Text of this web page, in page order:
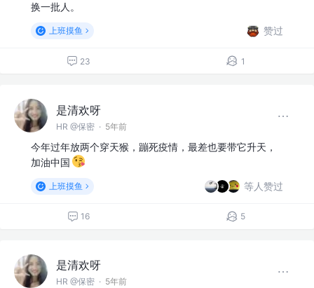
换一批人。
上班摸鱼 赞过
23 1
是清欢呀
HR @保密 · 5年前
今年过年放两个穿天猴，蹦死疫情，最差也要带它升天，
加油中国
上班摸鱼 等人赞过
16 5
是清欢呀
HR @保密 · 5年前